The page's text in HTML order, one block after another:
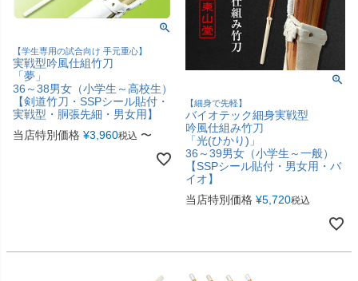
【学生専用の試合向け 手元重心】
実戦型吟風仕組竹刀
「夢」
36～38男女（小学生～高校生）
【剣道竹刀・SSPシール貼付・
実戦型・胴張先細・男女用】
当店特別価格 ¥3,960税込 〜
【細身で先軽】
バイオテック細身実戦型
吟風仕組み竹刀
「光(ひかり)」
36～39男女（小学生～一般）
【SSPシール貼付・男女用・バ
イオ】
当店特別価格 ¥5,720税込